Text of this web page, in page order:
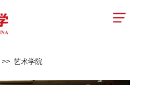
>> 艺术学院